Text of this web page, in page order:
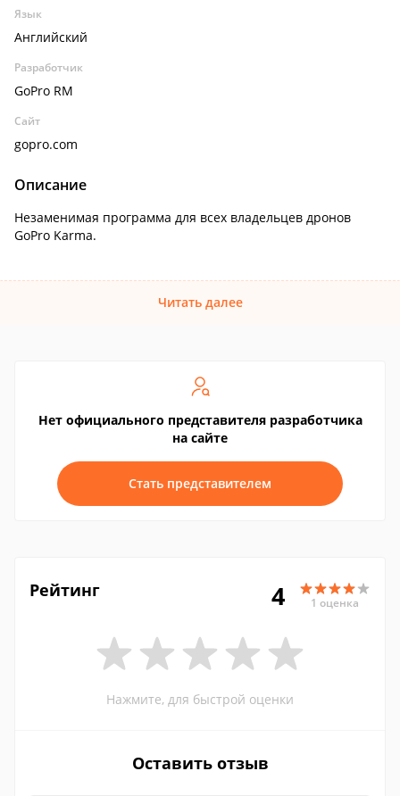
Язык
Английский
Разработчик
GoPro RM
Сайт
gopro.com
Описание
Незаменимая программа для всех владельцев дронов
GoPro Karma.
Читать далее
Нет официального представителя разработчика
на сайте
Стать представителем
Рейтинг 4 1 оценка
Нажмите, для быстрой оценки
Оставить отзыв